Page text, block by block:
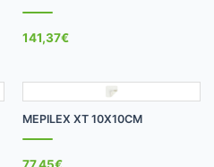
141,37€
MEPILEX XT 10X10CM